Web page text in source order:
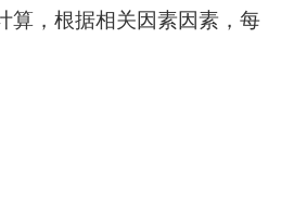
算，根据相关因素因素，每